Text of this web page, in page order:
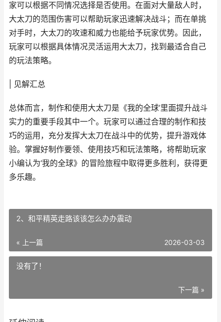
家可以根据不同情况选择是否使用。在面对大量敌人时，
大太刀的范围伤害可以帮助玩家迅速解决战斗；而在单挑
对手时，大太刀的攻速和威力也能给予玩家优势。因此，
玩家可以根据具体情况灵活运用大太刀，找到最适合自己
的玩法策略。
| 见解汇总
总体而言，制作和使用大太刀是《我的全球’里面提升战斗
实力的重要手段其中一个。玩家可以通过合理的制作和技
巧的运用，充分发挥大太刀在战斗中的优势，提升游戏体
验。掌握好制作要领、使用技巧和玩法策略，将帮助玩家
小编认为‘我的全球》的冒险旅程中取得更多胜利，获得更
多乐趣。
2、和平精英走路该该怎么办办震动
« 上一篇 2026-03-03
没有了！
下一篇 »